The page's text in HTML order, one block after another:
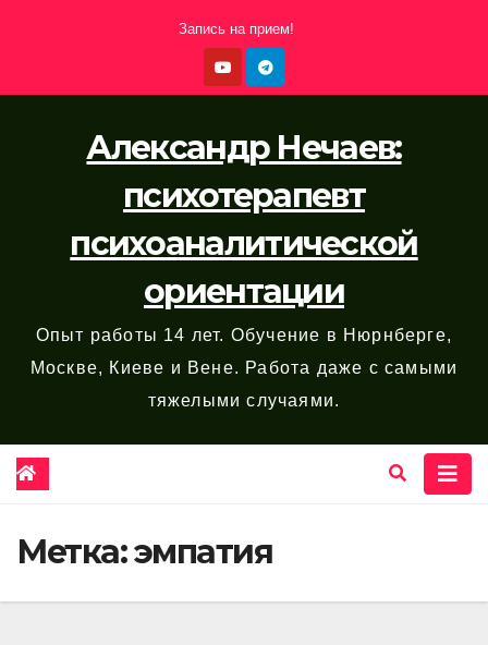
Запись на прием!
Александр Нечаев:
психотерапевт
психоаналитической
ориентации
Опыт работы 14 лет. Обучение в Нюрнберге,
Москве, Киеве и Вене. Работа даже с самыми
тяжелыми случаями.
Метка:эмпатия